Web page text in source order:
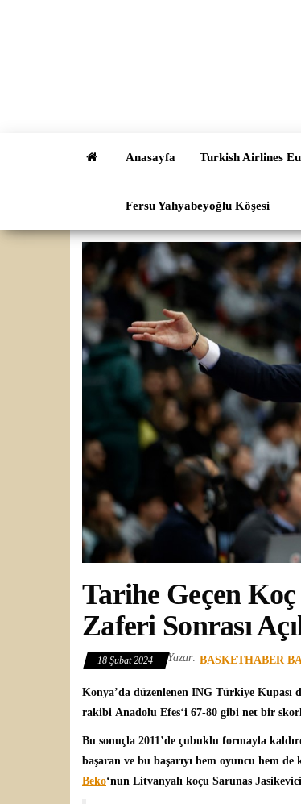
Anasayfa Turkish Airlines
Fersu Yahyabeyoğlu Köşesi
Tarihe Geçen
Zaferi Sonrası
18 Şubat 2024 Yazar: BASKETHABER
Konya’da düzenlenen ING Türkiye Kupası
rakibi Anadolu Efes‘i 67-80 gibi net bir
Bu sonuçla 2011’de çubuklu formayla
başaran ve bu başarıyı hem oyuncu hem
Beko‘nun Litvanyalı koçu Sarunas